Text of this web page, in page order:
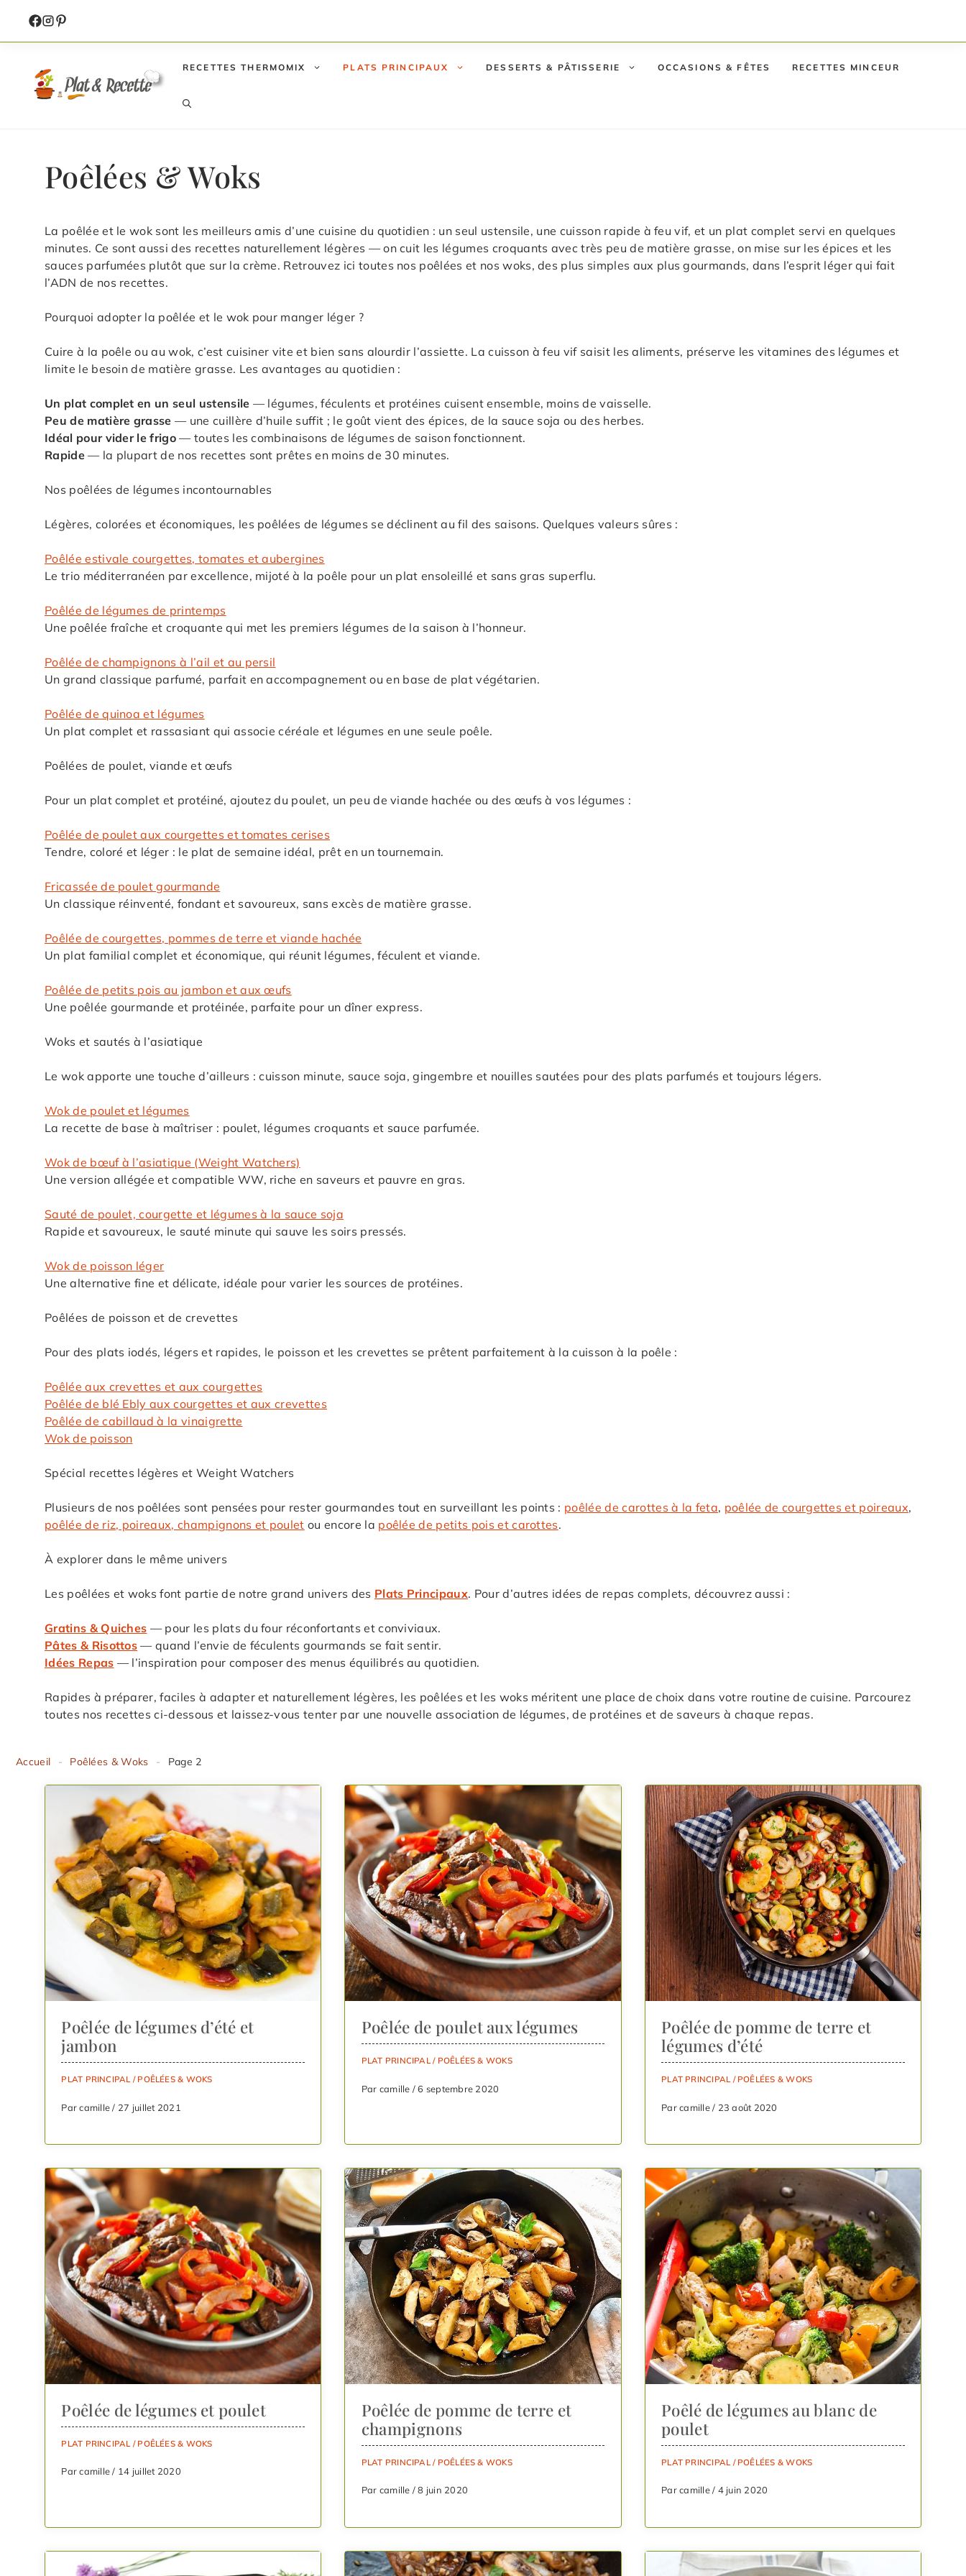
contenu
RECETTES THERMOMIX PLATS PRINCIPAUX DESSERTS & PÂTISSERIE OCCASIONS & FÊTES RECETTES MINCEUR
Poêlées & Woks
La poêlée et le wok sont les meilleurs amis d’une cuisine du quotidien : un seul ustensile, une cuisson rapide à feu vif, et un plat complet servi en quelques
minutes. Ce sont aussi des recettes naturellement légères — on cuit les légumes croquants avec très peu de matière grasse, on mise sur les épices et les
sauces parfumées plutôt que sur la crème. Retrouvez ici toutes nos poêlées et nos woks, des plus simples aux plus gourmands, dans l’esprit léger qui fait
l’ADN de nos recettes.
Pourquoi adopter la poêlée et le wok pour manger léger ?
Cuire à la poêle ou au wok, c’est cuisiner vite et bien sans alourdir l’assiette. La cuisson à feu vif saisit les aliments, préserve les vitamines des légumes et
limite le besoin de matière grasse. Les avantages au quotidien :
Un plat complet en un seul ustensile — légumes, féculents et protéines cuisent ensemble, moins de vaisselle.
Peu de matière grasse — une cuillère d’huile suffit ; le goût vient des épices, de la sauce soja ou des herbes.
Idéal pour vider le frigo — toutes les combinaisons de légumes de saison fonctionnent.
Rapide— la plupart de nos recettes sont prêtes en moins de 30 minutes.
Nos poêlées de légumes incontournables
Légères, colorées et économiques, les poêlées de légumes se déclinent au fil des saisons. Quelques valeurs sûres :
Poêlée estivale courgettes, tomates et aubergines
Le trio méditerranéen par excellence, mijoté à la poêle pour un plat ensoleillé et sans gras superflu.
Poêlée de légumes de printemps
Une poêlée fraîche et croquante qui met les premiers légumes de la saison à l’honneur.
Poêlée de champignons à l’ail et au persil
Un grand classique parfumé, parfait en accompagnement ou en base de plat végétarien.
Poêlée de quinoa et légumes
Un plat complet et rassasiant qui associe céréale et légumes en une seule poêle.
Poêlées de poulet, viande et œufs
Pour un plat complet et protéiné, ajoutez du poulet, un peu de viande hachée ou des œufs à vos légumes :
Poêlée de poulet aux courgettes et tomates cerises
Tendre, coloré et léger : le plat de semaine idéal, prêt en un tournemain.
Fricassée de poulet gourmande
Un classique réinventé, fondant et savoureux, sans excès de matière grasse.
Poêlée de courgettes, pommes de terre et viande hachée
Un plat familial complet et économique, qui réunit légumes, féculent et viande.
Poêlée de petits pois au jambon et aux œufs
Une poêlée gourmande et protéinée, parfaite pour un dîner express.
Woks et sautés à l’asiatique
Le wok apporte une touche d’ailleurs : cuisson minute, sauce soja, gingembre et nouilles sautées pour des plats parfumés et toujours légers.
Wok de poulet et légumes
La recette de base à maîtriser : poulet, légumes croquants et sauce parfumée.
Wok de bœuf à l’asiatique (Weight Watchers)
Une version allégée et compatible WW, riche en saveurs et pauvre en gras.
Sauté de poulet, courgette et légumes à la sauce soja
Rapide et savoureux, le sauté minute qui sauve les soirs pressés.
Wok de poisson léger
Une alternative fine et délicate, idéale pour varier les sources de protéines.
Poêlées de poisson et de crevettes
Pour des plats iodés, légers et rapides, le poisson et les crevettes se prêtent parfaitement à la cuisson à la poêle :
Poêlée aux crevettes et aux courgettes
Poêlée de blé Ebly aux courgettes et aux crevettes
Poêlée de cabillaud à la vinaigrette
Wok de poisson
Spécial recettes légères et Weight Watchers
Plusieurs de nos poêlées sont pensées pour rester gourmandes tout en surveillant les points : poêlée de carottes à la feta, poêlée de courgettes et poireaux,
poêlée de riz, poireaux, champignons et poulet ou encore la poêlée de petits pois et carottes.
À explorer dans le même univers
Les poêlées et woks font partie de notre grand univers des Plats Principaux. Pour d’autres idées de repas complets, découvrez aussi :
Gratins & Quiches — pour les plats du four réconfortants et conviviaux.
Pâtes & Risottos — quand l’envie de féculents gourmands se fait sentir.
Idées Repas — l’inspiration pour composer des menus équilibrés au quotidien.
Rapides à préparer, faciles à adapter et naturellement légères, les poêlées et les woks méritent une place de choix dans votre routine de cuisine. Parcourez
toutes nos recettes ci-dessous et laissez-vous tenter par une nouvelle association de légumes, de protéines et de saveurs à chaque repas.
Accueil - Poêlées & Woks - Page 2
Poêlée de légumes d’été et
jambon
PLAT PRINCIPAL/ POÊLÉES & WOKS
Par camille / 27 juillet 2021
Poêlée de poulet aux légumes
PLAT PRINCIPAL/ POÊLÉES & WOKS
Par camille / 6 septembre 2020
Poêlée de pomme de terre et
légumes d’été
PLAT PRINCIPAL/ POÊLÉES & WOKS
Par camille / 23 août 2020
Poêlée de légumes et poulet
PLAT PRINCIPAL/ POÊLÉES & WOKS
Par camille / 14 juillet 2020
Poêlée de pomme de terre et
champignons
PLAT PRINCIPAL/ POÊLÉES & WOKS
Par camille / 8 juin 2020
Poêlé de légumes au blanc de
poulet
PLAT PRINCIPAL/ POÊLÉES & WOKS
Par camille / 4 juin 2020